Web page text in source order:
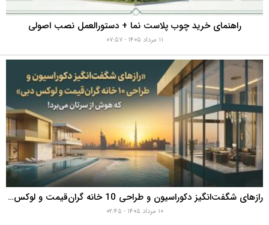
راهنمای خرید چوب پلاست نما + دستورالعمل نصب اصولی
رازهای شگفت‌انگیز دکوراسیون و طراحی 10 خانه گران‌قیمت و لوکس دبی که هوش از سرتان می‌برد!